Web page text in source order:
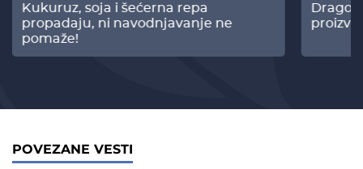
Kukuruz, soja i šećerna repa
propadaju, ni navodnjavanje ne
pomaže!
POVEZANE VESTI